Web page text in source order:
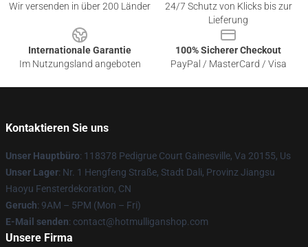
Wir versenden in über 200 Länder
24/7 Schutz von Klicks bis zur
Lieferung
Internationale Garantie
Im Nutzungsland angeboten
100% Sicherer Checkout
PayPal / MasterCard / Visa
Kontaktieren Sie uns
Unser Hauptbüro: 118378 Pedigrue Court Gainesville, Va 20155, Us
Unser Lager: Nr. 1 Hengfeng Straße, Stadt Dali, Provinz Jiangsu
Haoyu Fensterdekoration, CN
Geruch: 9AM – 5PM (Mon – Fri)
E-Mail senden: contact@hotmulliganshop.com
Unsere Firma